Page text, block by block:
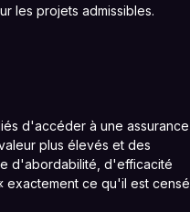
les projets admissibles.
d'accéder à une assurance
plus élevés et des
d'abordabilité, d'efficacité
exactement ce qu'il est censé